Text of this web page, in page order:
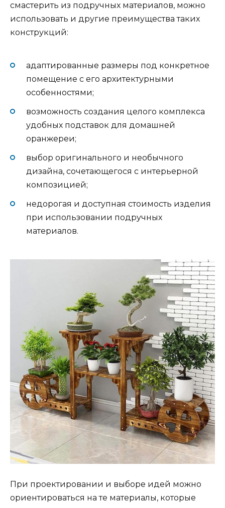
смастерить из подручных материалов, можно
использовать и другие преимущества таких
конструкций:
адаптированные размеры под конкретное
помещение с его архитектурными
особенностями;
возможность создания целого комплекса
удобных подставок для домашней
оранжереи;
выбор оригинального и необычного
дизайна, сочетающегося с интерьерной
композицией;
недорогая и доступная стоимость изделия
при использовании подручных
материалов.
При проектировании и выборе идей можно
ориентироваться на те материалы, которые